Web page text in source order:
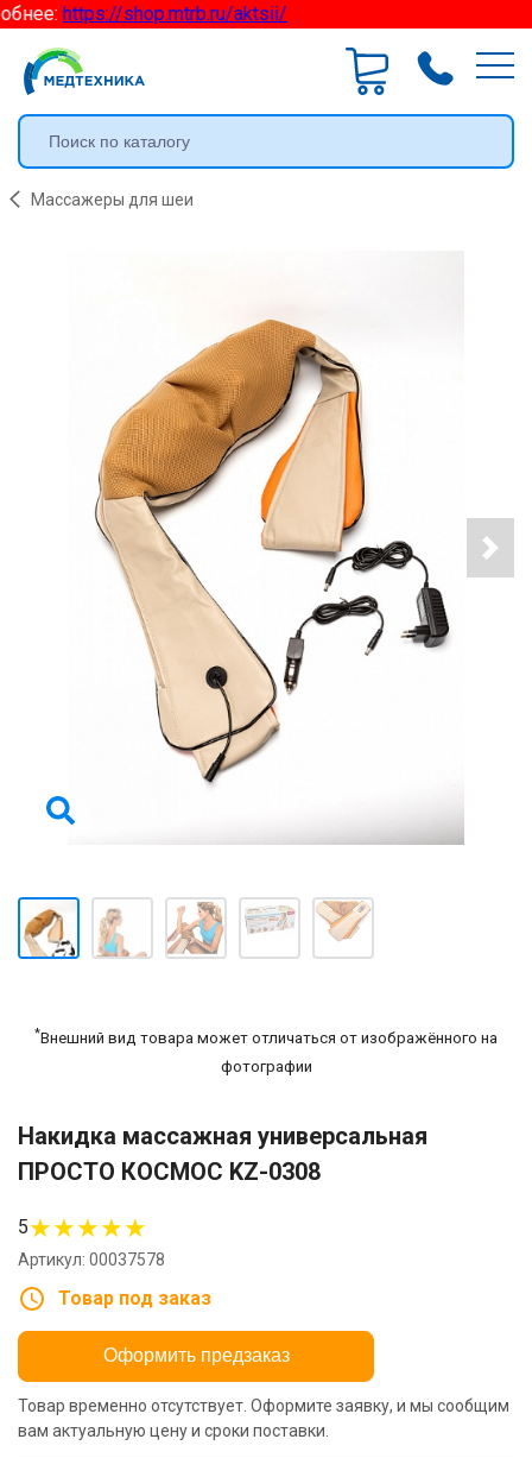
https://shop.mtrb.ru/aktsii/
Массажеры для шеи
*Внешний вид товара может отличаться от изображённого на
фотографии
Накидка массажная универсальная
ПРОСТО КОСМОС KZ-0308
5★★★★★
Артикул: 00037578
Товар под заказ
Оформить предзаказ
Товар временно отсутствует. Оформите заявку, и мы сообщим
вам актуальную цену и сроки поставки.